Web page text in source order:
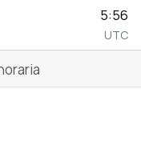
5:56
UTC